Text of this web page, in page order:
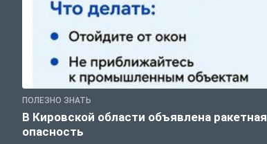
ПОЛЕЗНО ЗНАТЬ
В Кировской области объявлена ракетная
опасность